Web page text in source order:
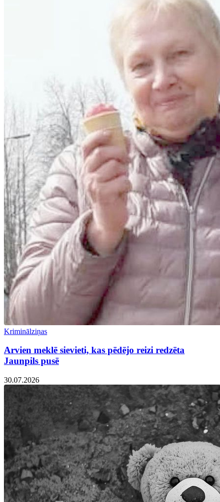
Kriminālziņas
Arvien meklē sievieti, kas pēdējo reizi redzēta
Jaunpils pusē
30.07.2026